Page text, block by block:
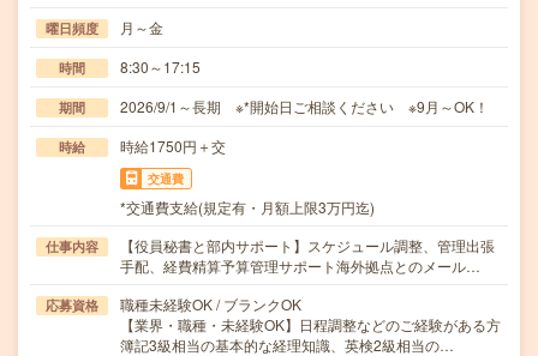
曜日頻度 月～金
時間 8:30～17:15
期間 2026/9/1～長期 ※*開始日ご相談ください ※9月～OK！
時給 時給1750円＋交
交通費
*交通費支給(規定有・月額上限3万円迄)
仕事内容
【役員秘書と部内サポート】スケジュール調整、管理出張
手配、経費精算予算管理サポート海外拠点とのメール…
応募資格
職種未経験OK / ブランクOK
【業界・職種・未経験OK】日程調整などのご経験がある方
簿記3級相当の基本的な経理知識、英検2級相当の…